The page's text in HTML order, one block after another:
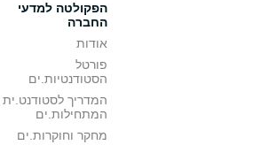
הפקולטה למדעי
החברה
אודות
פורטל
הסטודנטיות.ים
המדריך לסטודנט.ית
המתחילות.ים
מחקר וחוקרות.ים